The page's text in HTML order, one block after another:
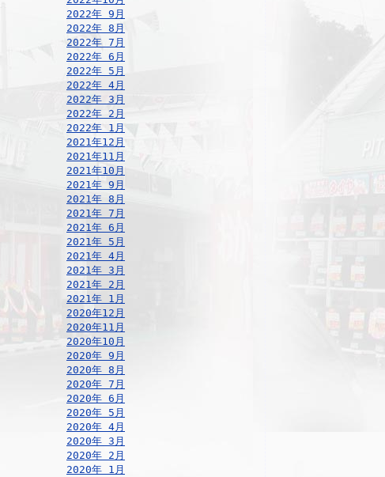
2022年 9月
2022年 8月
2022年 7月
2022年 6月
2022年 5月
2022年 4月
2022年 3月
2022年 2月
2022年 1月
2021年12月
2021年11月
2021年10月
2021年 9月
2021年 8月
2021年 7月
2021年 6月
2021年 5月
2021年 4月
2021年 3月
2021年 2月
2021年 1月
2020年12月
2020年11月
2020年10月
2020年 9月
2020年 8月
2020年 7月
2020年 6月
2020年 5月
2020年 4月
2020年 3月
2020年 2月
2020年 1月